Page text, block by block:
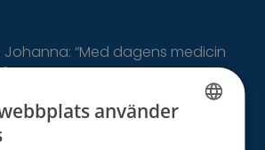
Johanna: “Med dagens medicin
kvar att leva”
använder